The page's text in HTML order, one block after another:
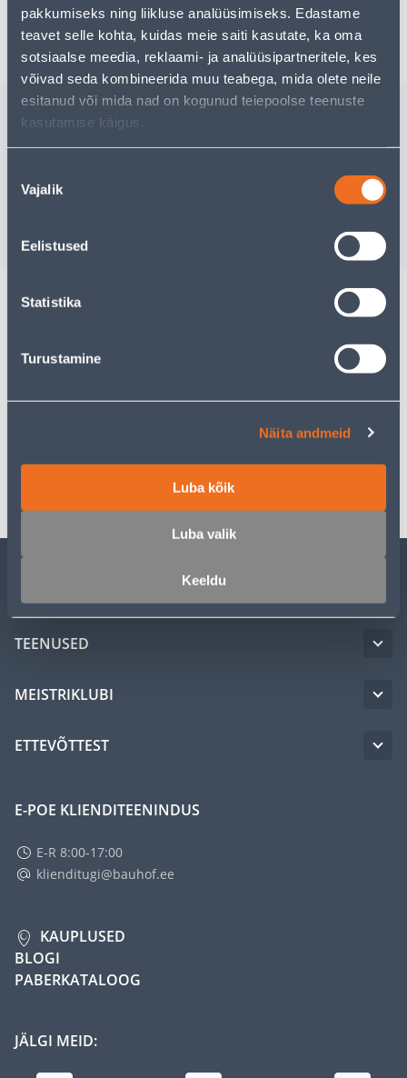
pakkumiseks ning liikluse analüüsimiseks. Edastame
teavet selle kohta, kuidas meie saiti kasutate, ka oma
sotsiaalse meedia, reklaami- ja analüüsipartneritele, kes
võivad seda kombineerida muu teabega, mida olete neile
esitanud või mida nad on kogunud teiepoolse teenuste
kasutamise käigus.
valik
Vajalik
Eelistused
Statistika
Turustamine
Näita andmeid
Luba kõik
Luba valik
Keeldu
Tarne pole võimalik
Sarnased tooted
JA
Tarne pole
TEENUSED
MEISTRIKLUBI
ETTEVÕTTEST
E-POE KLIENDITEENINDUS
E-R 8:00-17:00
klienditugi@bauhof.ee
KAUPLUSED
BLOGI
PABERKATALOOG
JÄLGI MEID: